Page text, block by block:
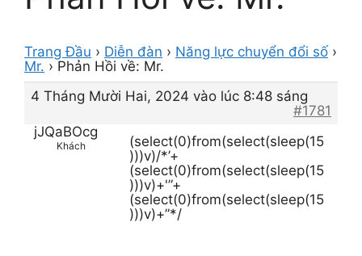
Trang Đầu › Diễn đàn › Năng lực chuyển đổi số ›
Mr. › Phản Hồi về: Mr.
4 Tháng Mười Hai, 2024 vào lúc 8:48 sáng
#1781
jJQaBOcg
Khách
(select(0)from(select(sleep(15
)))v)/*’+
(select(0)from(select(sleep(15
)))v)+'”+
(select(0)from(select(sleep(15
)))v)+”*/